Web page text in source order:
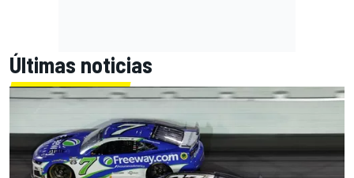
Últimas noticias